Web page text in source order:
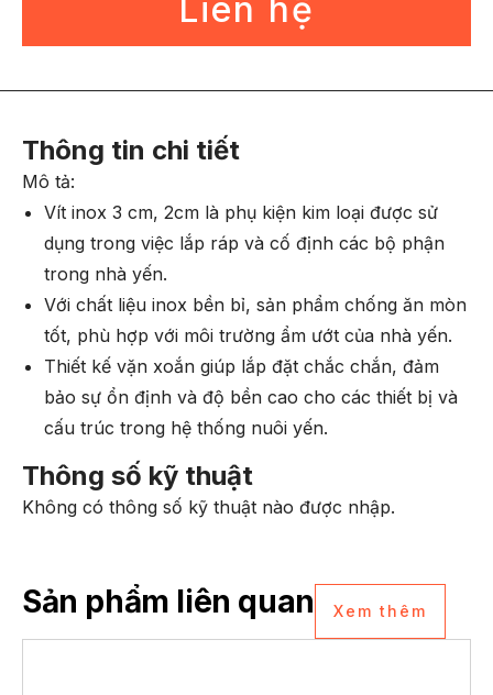
Liên hệ
Thông tin chi tiết
Mô tả:
Vít inox 3 cm, 2cm là phụ kiện kim loại được sử
dụng trong việc lắp ráp và cố định các bộ phận
trong nhà yến.
Với chất liệu inox bền bỉ, sản phẩm chống ăn mòn
tốt, phù hợp với môi trường ẩm ướt của nhà yến.
Thiết kế vặn xoắn giúp lắp đặt chắc chắn, đảm
bảo sự ổn định và độ bền cao cho các thiết bị và
cấu trúc trong hệ thống nuôi yến.
Thông số kỹ thuật
Không có thông số kỹ thuật nào được nhập.
Sản phẩm liên quan Xem thêm